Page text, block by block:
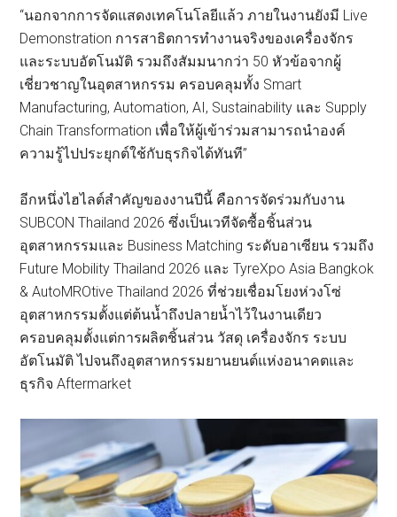
“นอกจากการจัดแสดงเทคโนโลยีแล้ว ภายในงานยังมี Live
Demonstration การสาธิตการทำงานจริงของเครื่องจักร
และระบบอัตโนมัติ รวมถึงสัมมนากว่า 50 หัวข้อจากผู้
เชี่ยวชาญในอุตสาหกรรม ครอบคลุมทั้ง Smart
Manufacturing, Automation, AI, Sustainability และ Supply
Chain Transformation เพื่อให้ผู้เข้าร่วมสามารถนำองค์
ความรู้ไปประยุกต์ใช้กับธุรกิจได้ทันที”
อีกหนึ่งไฮไลต์สำคัญของงานปีนี้ คือการจัดร่วมกับงาน
SUBCON Thailand 2026 ซึ่งเป็นเวทีจัดซื้อชิ้นส่วน
อุตสาหกรรมและ Business Matching ระดับอาเซียน รวมถึง
Future Mobility Thailand 2026 และ TyreXpo Asia Bangkok
& AutoMROtive Thailand 2026 ที่ช่วยเชื่อมโยงห่วงโซ่
อุตสาหกรรมตั้งแต่ต้นน้ำถึงปลายน้ำไว้ในงานเดียว
ครอบคลุมตั้งแต่การผลิตชิ้นส่วน วัสดุ เครื่องจักร ระบบ
อัตโนมัติ ไปจนถึงอุตสาหกรรมยานยนต์แห่งอนาคตและ
ธุรกิจ Aftermarket